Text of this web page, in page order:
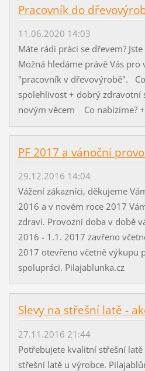
Pracovník do
11.06.2020 14:03
Máte rádi práci se dřevem?
Možná hledáme právě Vás
"pracovník v dřevovýrobě". Co
spolehlivost + dobrý zdravotní
novým věcem Co nabízíme? +
PF 2017 a vánoční
29.12.2016 14:04
Vážení zákazníci, děkujeme
2016 a v novém roce 2017
zdraví. Provozní doba v době
2016 - 1.1. 2017 zavřeno
2017 otevřeno včetně výkupu
spolupráci. Pilajablunka.cz
Slevy na střešní latě -
27.11.2016 21:44
Potřebujete kvalitní střešní
střešní latě u výrobce.